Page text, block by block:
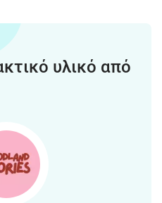
υλικό από